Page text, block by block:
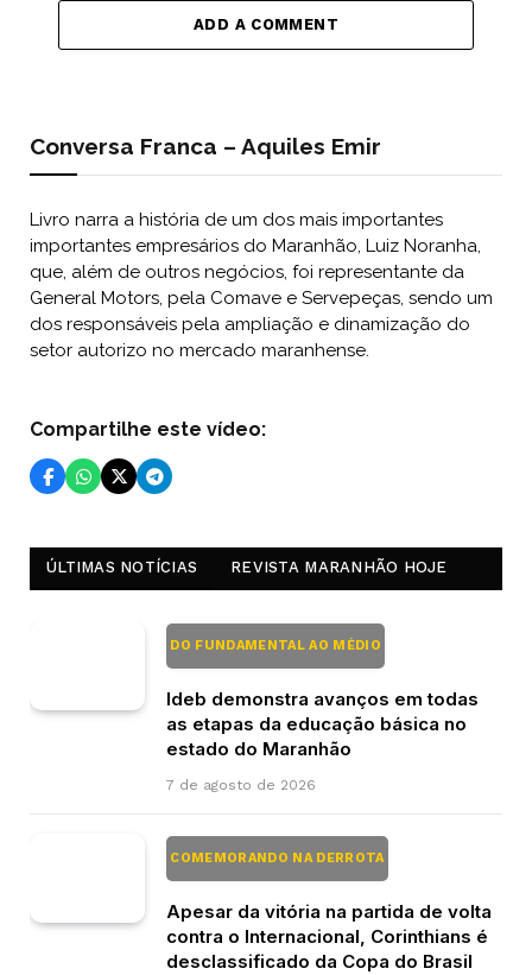
ADD A COMMENT
Conversa Franca – Aquiles Emir
Livro narra a história de um dos mais importantes
importantes empresários do Maranhão, Luiz Noranha,
que, além de outros negócios, foi representante da
General Motors, pela Comave e Servepeças, sendo um
dos responsáveis pela ampliação e dinamização do
setor autorizo no mercado maranhense.
Compartilhe este vídeo:
ÚLTIMAS NOTÍCIAS REVISTA MARANHÃO HOJE
DO FUNDAMENTAL AO MÉDIO
Ideb demonstra avanços em todas
as etapas da educação básica no
estado do Maranhão
7 de agosto de 2026
COMEMORANDO NA DERROTA
Apesar da vitória na partida de volta
contra o Internacional, Corinthians é
desclassificado da Copa do Brasil